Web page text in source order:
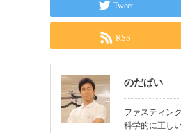
Tweet
RSS
のだぱい
ファスティン
科学的に正し